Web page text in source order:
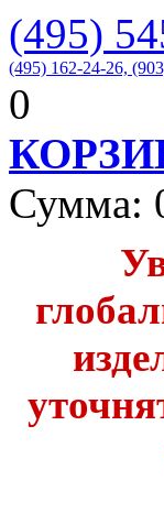
(495)
(495) 162-24-26,
0
Сумма: